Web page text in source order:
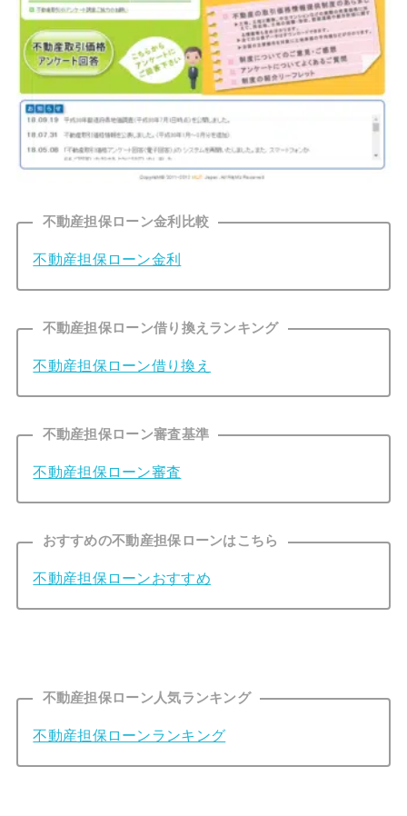
不動産担保ローン金利比較
不動産担保ローン金利
不動産担保ローン借り換えランキング
不動産担保ローン借り換え
不動産担保ローン審査基準
不動産担保ローン審査
おすすめの不動産担保ローンはこちら
不動産担保ローンおすすめ
不動産担保ローン人気ランキング
不動産担保ローンランキング